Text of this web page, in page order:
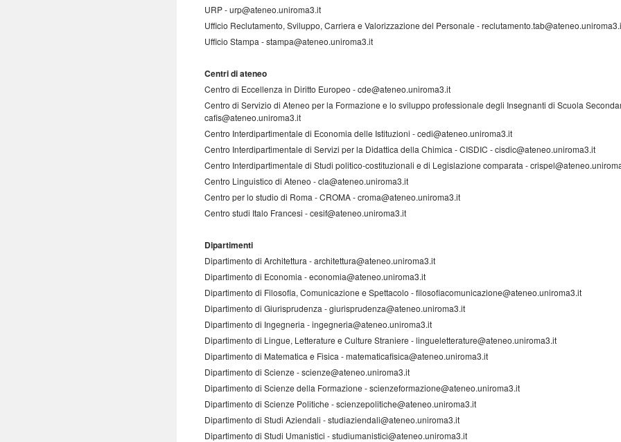
URP - urp@ateneo.uniroma3.it
Ufficio Reclutamento, Sviluppo, Carriera e Valorizzazione del Personale -
Ufficio Stampa - stampa@ateneo.uniroma3.it
Centri di ateneo
Centro di Eccellenza in Diritto Europeo - cde@ateneo.uniroma3.it
Centro di Servizio di Ateneo per la Formazione e lo sviluppo professionale degli Insegnanti di Scuola
cafis@ateneo.uniroma3.it
Centro Interdipartimentale di Economia delle Istituzioni - cedi@ateneo.uniroma3.it
Centro Interdipartimentale di Servizi per la Didattica della Chimica - CISDIC - cisdic@ateneo.uniroma3.it
Centro Interdipartimentale di Studi politico-costituzionali e di Legislazione comparata -
Centro Linguistico di Ateneo - cla@ateneo.uniroma3.it
Centro per lo studio di Roma - CROMA - croma@ateneo.uniroma3.it
Centro studi Italo Francesi - cesif@ateneo.uniroma3.it
Dipartimenti
Dipartimento di Architettura - architettura@ateneo.uniroma3.it
Dipartimento di Economia - economia@ateneo.uniroma3.it
Dipartimento di Filosofia, Comunicazione e Spettacolo - filosofiacomunicazione@ateneo.uniroma3.it
Dipartimento di Giurisprudenza - giurisprudenza@ateneo.uniroma3.it
Dipartimento di Ingegneria - ingegneria@ateneo.uniroma3.it
Dipartimento di Lingue, Letterature e Culture Straniere - lingueletterature@ateneo.uniroma3.it
Dipartimento di Matematica e Fisica - matematicafisica@ateneo.uniroma3.it
Dipartimento di Scienze - scienze@ateneo.uniroma3.it
Dipartimento di Scienze della Formazione - scienzeformazione@ateneo.uniroma3.it
Dipartimento di Scienze Politiche - scienzepolitiche@ateneo.uniroma3.it
Dipartimento di Studi Aziendali - studiaziendali@ateneo.uniroma3.it
Dipartimento di Studi Umanistici - studiumanistici@ateneo.uniroma3.it